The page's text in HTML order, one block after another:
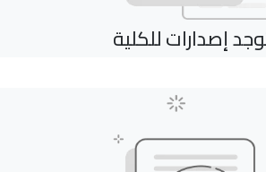
إصدارات للكلية